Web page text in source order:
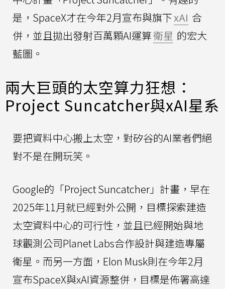
是，SpaceX才在今年2月宣布與旗下xAI 合
併，並且拋出發射百萬顆AI運算衛星 的宏大
藍圖。
兩大巨頭的太空算力狂想：
Project Suncatcher與xAI星系
要把資料中心搬上太空，對矽谷的AI業者們絕
對不是在開玩笑。
Google的「Project Suncatcher」計畫，早在
2025年11月就已經對外公開，目標探索建造
太空資料中心的可行性，並且已經開始與地
球觀測公司Planet Labs合作設計與建造專屬
衛星。而另一方面，Elon Musk則在今年2月
宣布SpaceX與xAI資源整併，目標是佈署高達